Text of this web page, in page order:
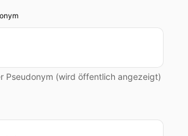
Pseudonym (wird öffentlich angezeigt)